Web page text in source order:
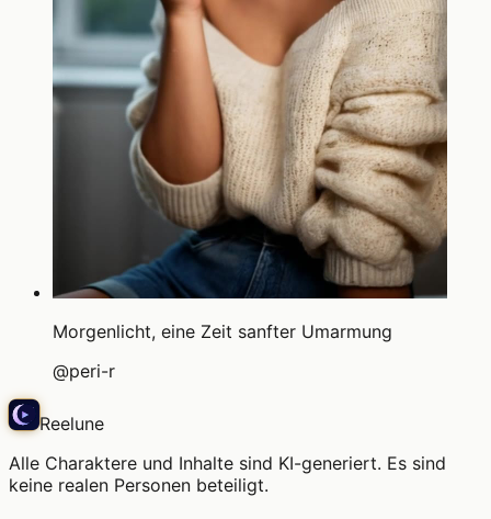
Morgenlicht, eine Zeit sanfter Umarmung
@peri-r
Reelune
Alle Charaktere und Inhalte sind KI-generiert. Es sind
keine realen Personen beteiligt.